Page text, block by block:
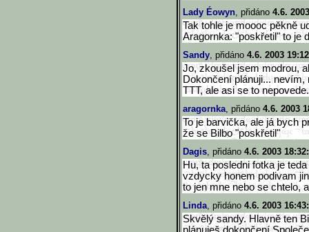
Lady Éowyn, přidáno 4.6.
Tak tohle je moooc pěkně
Aragornka: "poskřetil" to je
Sandy, přidáno 4.6. 2003
Jo, zkoušel jsem modrou,
Dokončení plánuji...
TTT, ale asi se to
aragornka, přidáno 4.6. 2003
To je barvička, ale já bych
že se Bilbo "poskřetil"
Dagis, přidáno 4.6. 2003
Hu, ta posledni fotka je
vzdycky honem podivam
to jen mne nebo se chtelo,
Linda, přidáno 4.6. 2003
Skvělý sandy. Hlavně ten